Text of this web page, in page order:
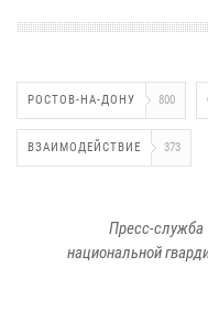
РОСТОВ-НА-ДОНУ 800
ВЗАИМОДЕЙСТВИЕ 373
Пресс-служба
национальной